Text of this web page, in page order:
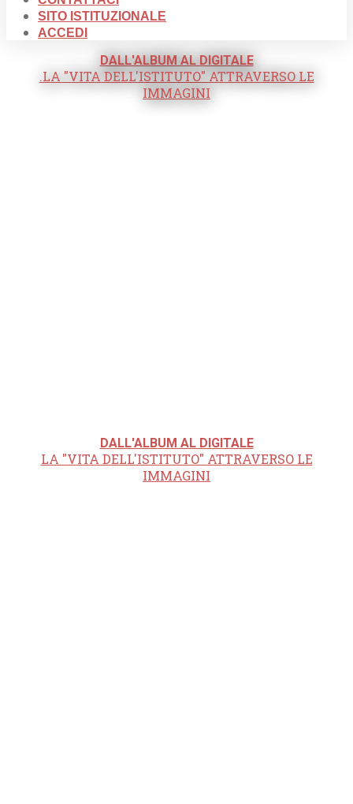
SITO ISTITUZIONALE
ACCEDI
DALL'ALBUM AL DIGITALE
.LA "VITA DELL'ISTITUTO" ATTRAVERSO LE
IMMAGINI
DALL'ALBUM AL DIGITALE
LA "VITA DELL'ISTITUTO" ATTRAVERSO LE
IMMAGINI